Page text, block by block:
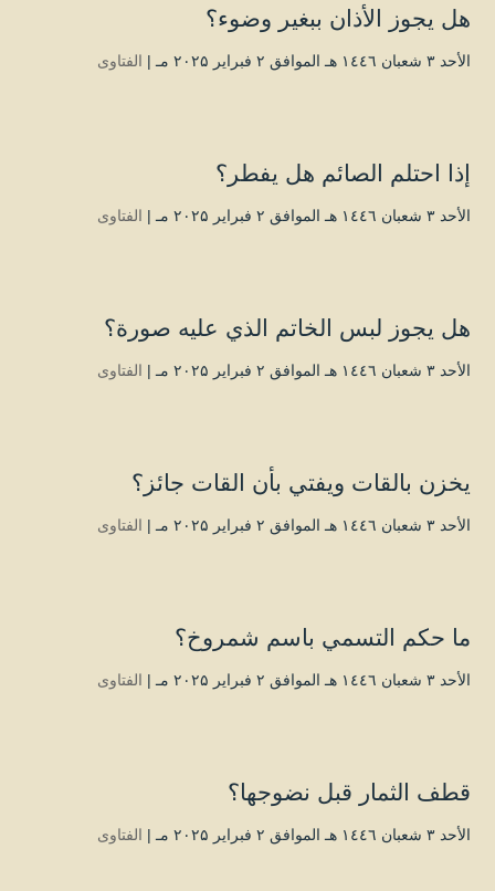
هل يجوز الأذان ببغير وضوء؟
الأحد ۳ شعبان ۱٤٤٦ هـ الموافق ۲ فبراير ۲۰۲۵ مـ | الفتاوى
إذا احتلم الصائم هل يفطر؟
الأحد ۳ شعبان ۱٤٤٦ هـ الموافق ۲ فبراير ۲۰۲۵ مـ | الفتاوى
هل يجوز لبس الخاتم الذي عليه صورة؟
الأحد ۳ شعبان ۱٤٤٦ هـ الموافق ۲ فبراير ۲۰۲۵ مـ | الفتاوى
يخزن بالقات ويفتي بأن القات جائز؟
الأحد ۳ شعبان ۱٤٤٦ هـ الموافق ۲ فبراير ۲۰۲۵ مـ | الفتاوى
ما حكم التسمي باسم شمروخ؟
الأحد ۳ شعبان ۱٤٤٦ هـ الموافق ۲ فبراير ۲۰۲۵ مـ | الفتاوى
قطف الثمار قبل نضوجها؟
الأحد ۳ شعبان ۱٤٤٦ هـ الموافق ۲ فبراير ۲۰۲۵ مـ | الفتاوى